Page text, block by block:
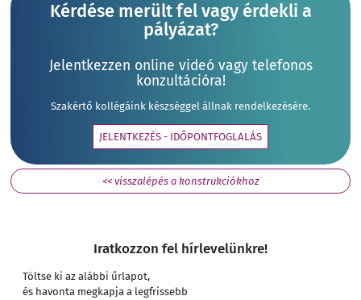
Kérdése merült fel vagy érdekli a
pályázat?
Jelentkezzen online videó vagy telefonos
konzultációra!
Szakértő kollégáink készséggel állnak rendelkezésére.
JELENTKEZÉS - IDŐPONTFOGLALÁS
<< visszalépés a konstrukciókhoz
Iratkozzon fel hírlevelünkre!
Töltse ki az alábbi űrlapot,
és havonta megkapja a legfrissebb